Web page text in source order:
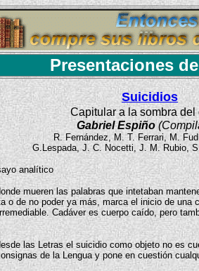
Presentaciones
Suicidios
Capitular a la sombra del
Gabriel Espiño
R. Fernández, M. T. Ferrari, M.
G.Lespada, J. C. Nocetti, J. M. Rubio,
analítico
mueren las palabras que intetaban
o de no poder ya más, marca el inicio de
Cadáver es cuerpo caído, pero
las Letras el suicidio como objeto no es
de la Lengua y pone en cuestión